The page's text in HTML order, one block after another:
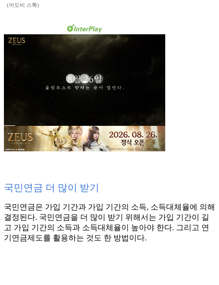
(어도비 스톡)
국민연금 더 많이 받기
국민연금은 가입 기간과 가입 기간의 소득, 소득대체율에 의해
결정된다. 국민연금을 더 많이 받기 위해서는 가입 기간이 길
고 가입 기간의 소득과 소득대체율이 높아야 한다. 그리고 연
기연금제도를 활용하는 것도 한 방법이다.